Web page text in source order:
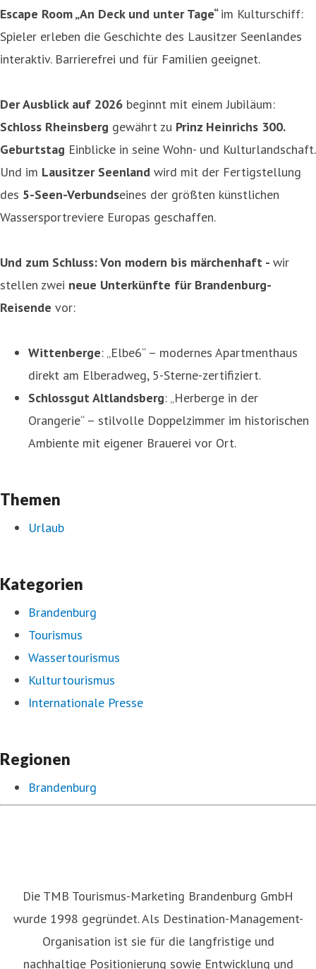
Escape Room „An Deck und unter Tage“im Kulturschiff:
Spieler erleben die Geschichte des Lausitzer Seenlandes
interaktiv. Barrierefrei und für Familien geeignet.
Der Ausblick auf 2026 beginnt mit einem Jubiläum:
Schloss Rheinsberg gewährt zu Prinz Heinrichs 300.
Geburtstag Einblicke in seine Wohn- und Kulturlandschaft.
Und im Lausitzer Seenland wird mit der Fertigstellung
des 5-Seen-Verbundseines der größten künstlichen
Wassersportreviere Europas geschaffen.
Und zum Schluss: Von modern bis märchenhaft - wir
stellen zwei neue Unterkünfte für Brandenburg-
Reisende vor:
Wittenberge: „Elbe6“ – modernes Apartmenthaus
direkt am Elberadweg, 5-Sterne-zertifiziert.
Schlossgut Altlandsberg: „Herberge in der
Orangerie“ – stilvolle Doppelzimmer im historischen
Ambiente mit eigener Brauerei vor Ort.
Themen
Urlaub
Kategorien
Brandenburg
Tourismus
Wassertourismus
Kulturtourismus
Internationale Presse
Regionen
Brandenburg
Die TMB Tourismus-Marketing Brandenburg GmbH
wurde 1998 gegründet. Als Destination-Management-
Organisation ist sie für die langfristige und
nachhaltige Positionierung sowie Entwicklung und